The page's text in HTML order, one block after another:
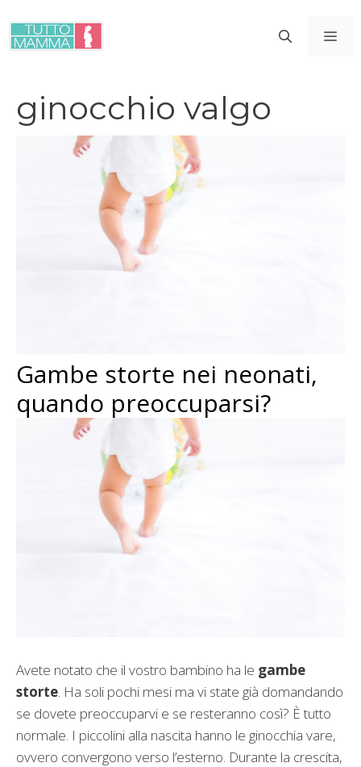
contenuto
ginocchio valgo
Gambe storte nei neonati,
quando preoccuparsi?
Avete notato che il vostro bambino ha le gambe
storte . Ha soli pochi mesi ma vi state già domandando
se dovete preoccuparvi e se resteranno così? È tutto
normale. I piccolini alla nascita hanno le ginocchia vare,
ovvero convergono verso l’esterno. Durante la crescita,